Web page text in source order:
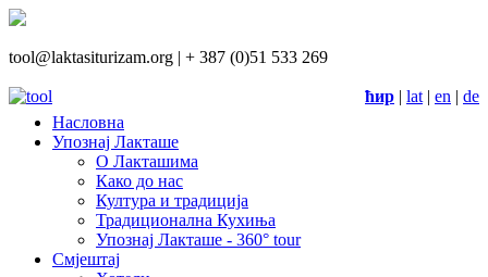
tool@laktasiturizam.org | + 387 (0)51 533 269
ћир | lat | en | de
Насловна
Упознај Лакташе
О Лакташима
Како до нас
Култура и традиција
Традиционална Кухиња
Упознај Лакташе - 360° tour
Смјештај